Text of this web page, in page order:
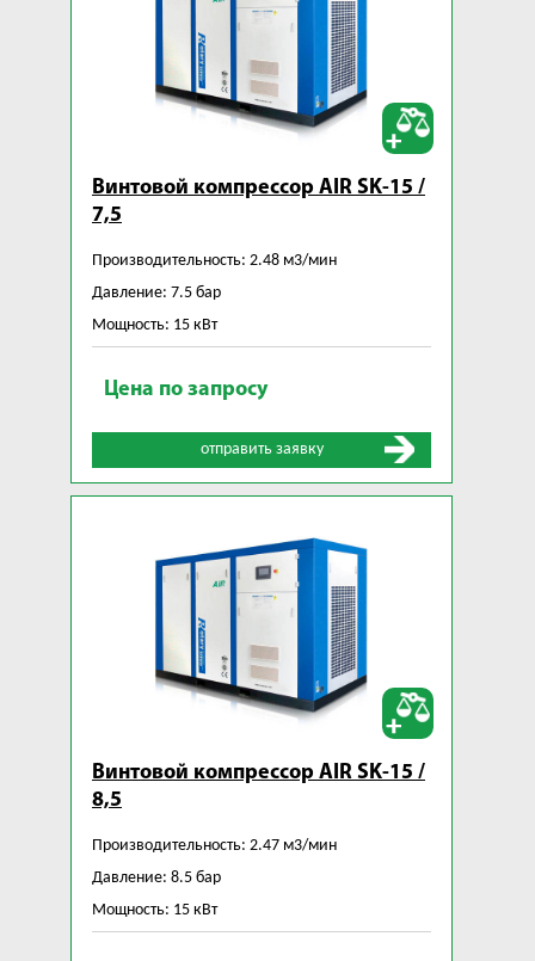
Винтовой компрессор AIR SK-15 /
7,5
Производительность: 2.48 м3/мин
Давление: 7.5 бар
Мощность: 15 кВт
Цена по запросу
отправить заявку
Винтовой компрессор AIR SK-15 /
8,5
Производительность: 2.47 м3/мин
Давление: 8.5 бар
Мощность: 15 кВт